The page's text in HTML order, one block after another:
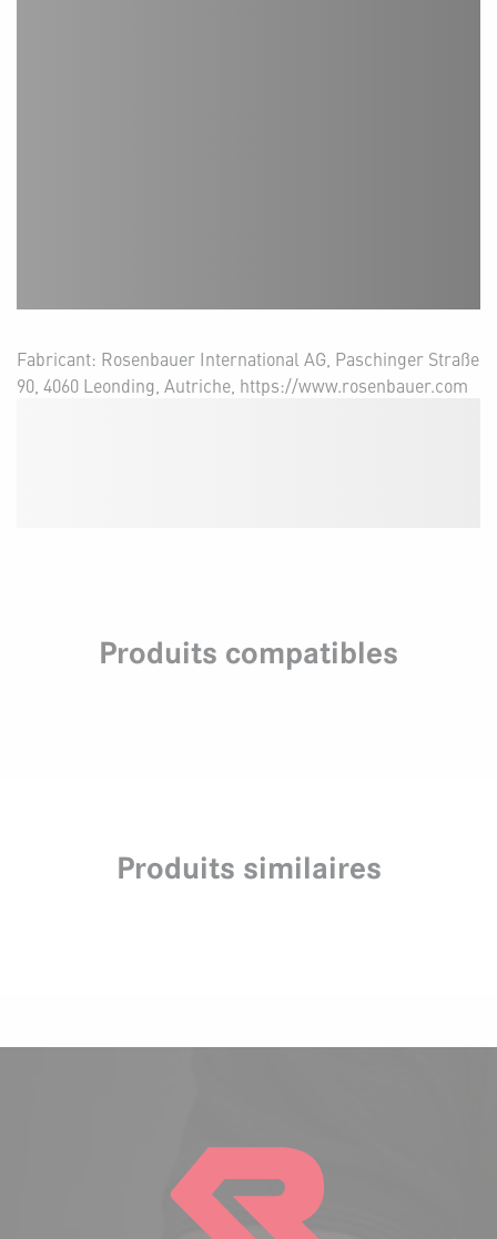
Fabricant: Rosenbauer International AG, Paschinger Straße
90, 4060 Leonding, Autriche, https://www.rosenbauer.com
Produits compatibles
Produits similaires